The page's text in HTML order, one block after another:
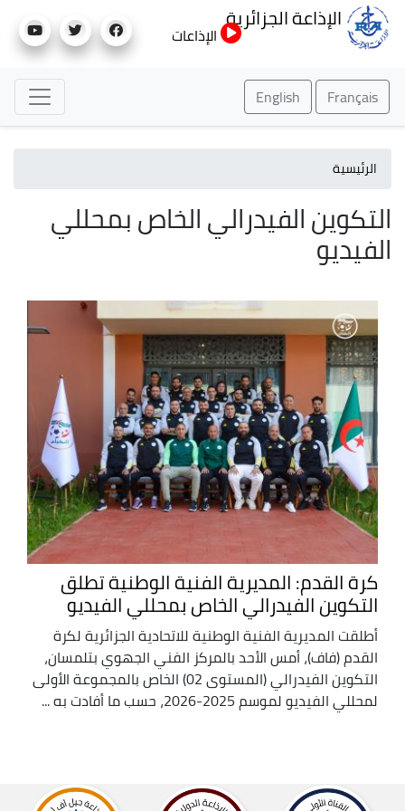
إلى
الإذاعة الجزائرية
الإذاعات
Français
English
الرئيسية
التكوين الفيدرالي الخاص بمحللي
الفيديو
كرة القدم: المديرية الفنية الوطنية تطلق
التكوين الفيدرالي الخاص بمحللي الفيديو
أطلقت المديرية الفنية الوطنية للاتحادية الجزائرية لكرة
القدم (فاف)، أمس الأحد بالمركز الفني الجهوي بتلمسان،
التكوين الفيدرالي (المستوى 02) الخاص بالمجموعة الأولى
لمحللي الفيديو لموسم 2025-2026، حسب ما أفادت به ...